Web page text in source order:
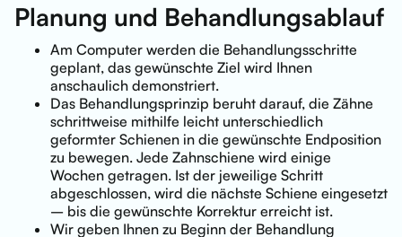
Planung und Behandlungsablauf
Am Computer werden die Behandlungsschritte
geplant, das gewünschte Ziel wird Ihnen
anschaulich demonstriert.
Das Behandlungsprinzip beruht darauf, die Zähne
schrittweise mithilfe leicht unterschiedlich
geformter Schienen in die gewünschte Endposition
zu bewegen. Jede Zahnschiene wird einige
Wochen getragen. Ist der jeweilige Schritt
abgeschlossen, wird die nächste Schiene eingesetzt
– bis die gewünschte Korrektur erreicht ist.
Wir geben Ihnen zu Beginn der Behandlung